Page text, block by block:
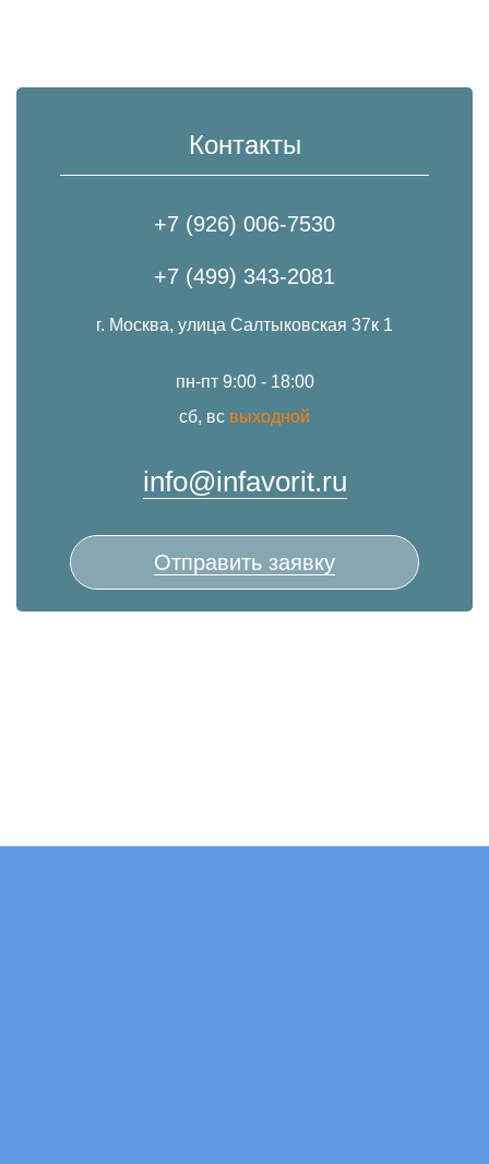
Контакты
+7 (926) 006-7530
+7 (499) 343-2081
г. Москва, улица Салтыковская 37к 1
пн-пт 9:00 - 18:00
сб, вс выходной
info@infavorit.ru
Отправить заявку